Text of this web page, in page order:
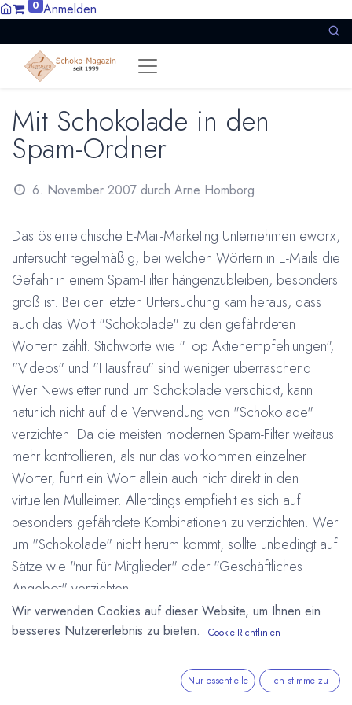
0 Anmelden
Mit Schokolade in den
Spam-Ordner
6. November 2007 durch Arne Homborg
Das österreichische E-Mail-Marketing Unternehmen eworx,
untersucht regelmäßig, bei welchen Wörtern in E-Mails die
Gefahr in einem Spam-Filter hängenzubleiben, besonders
groß ist. Bei der letzten Untersuchung kam heraus, dass
auch das Wort "Schokolade" zu den gefährdeten
Wörtern zählt. Stichworte wie "Top Aktienempfehlungen",
"Videos" und "Hausfrau" sind weniger überraschend.
Wer Newsletter rund um Schokolade verschickt, kann
natürlich nicht auf die Verwendung von "Schokolade"
verzichten. Da die meisten modernen Spam-Filter weitaus
mehr kontrollieren, als nur das vorkommen einzelner
Wörter, führt ein Wort allein auch nicht direkt in den
virtuellen Mülleimer. Allerdings empfiehlt es sich auf
besonders gefährdete Kombinationen zu verzichten. Wer
um "Schokolade" nicht herum kommt, sollte unbedingt auf
Sätze wie "nur für Mitglieder" oder "Geschäftliches
Angebot" verzichten.
Den Schokoladen Newsletter von Theobroma-Cacao.de
6. November 2007
Wir verwenden Cookies auf dieser Website, um Ihnen ein
besseres Nutzererlebnis zu bieten.
Cookie-Richtlinien
Nur essentielle Ich stimme zu